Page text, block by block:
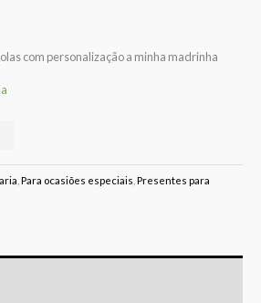
com personalização a minha madrinha
Para ocasiões especiais Presentes para